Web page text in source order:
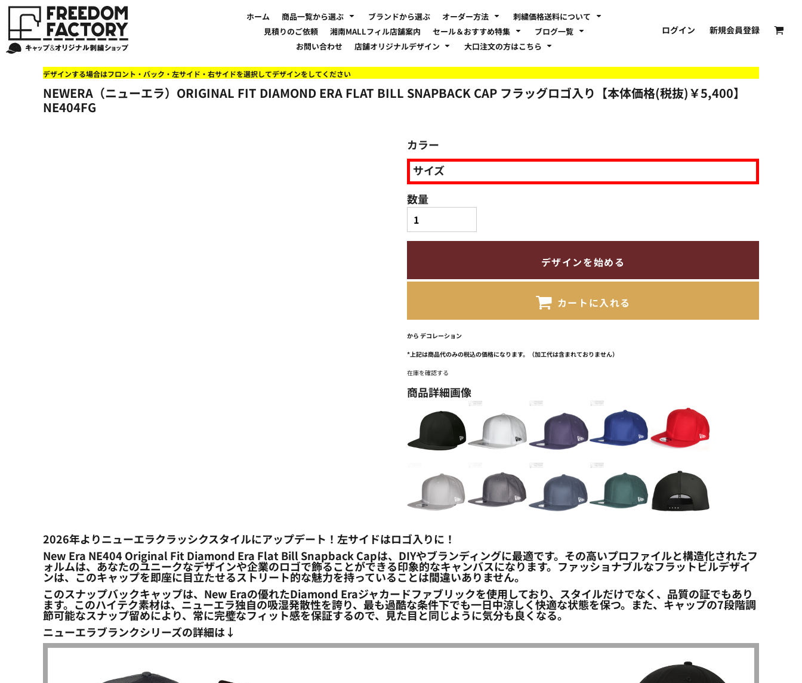
ホーム 商品一覧から選ぶ ブランドから選ぶ オーダー方法
刺繍価格送料について
見積りのご依頼
湘南MALLフィル店舗案内 セール＆おすすめ特集
ブログ一覧
お問い合わせ
店舗オリジナルデザイン 大口注文の方はこちら
ログイン 新規会員登録
デザインする場合はフロント・バック・左サイド・右サイドを選択してデザインをしてください
NEWERA（ニューエラ）ORIGINAL FIT DIAMOND ERA FLAT BILL SNAPBACK CAP フラッグロゴ入り【本体価格(税抜)￥5,400】
NE404FG
カラー
サイズ
数量
デザインを始める
カートに入れる
から デコレーション
*上記は商品代のみの税込の価格になります。（加工代は含まれておりません）
在庫を確認する
商品詳細画像
2026年よりニューエラクラッシクスタイルにアップデート！左サイドはロゴ入りに！
New Era NE404 Original Fit Diamond Era Flat Bill Snapback Capは、DIYやブランディングに最適です。その高いプロファイルと構造化されたフ
ォルムは、あなたのユニークなデザインや企業のロゴで飾ることができる印象的なキャンバスになります。ファッショナブルなフラットビルデザイ
ンは、このキャップを即座に目立たせるストリート的な魅力を持っていることは間違いありません。
このスナップバックキャップは、New Eraの優れたDiamond Eraジャカードファブリックを使用しており、スタイルだけでなく、品質の証でもあり
ます。このハイテク素材は、ニューエラ独自の吸湿発散性を誇り、最も過酷な条件下でも一日中涼しく快適な状態を保つ。また、キャップの7段階調
節可能なスナップ留めにより、常に完璧なフィット感を保証するので、見た目と同じように気分も良くなる。
ニューエラブランクシリーズの詳細は↓
ホーム
商品一覧から選ぶ
商品一覧から選ぶ
オーダー方法
オーダー方法
刺繍価格送料について
新着おすすめ商品
セール
NEW ERA BLANK CAP(ニューエラ 無地キャップ）
FLEXFIT/YUPOONG（フレックスフィット/ユーポン 無地キャップ）
その他ブランドブランク無地キャップ
イベント向け低価格商品ミニマム10個以上の発注
オリジナル刺繍をオーダー
文字でデザインする場合
お客様のデザインをアップロードする場合
ネットで購入した方で再注文したい方へ
Q&A 質問と回答参考事例
ショップにお任せの方
【帽子】刺繍価格について
【アパレル】刺繍価格について
送料について
オリジナル刺繍製作事例
オリジナル刺繍価格参考事例
バッグやTシャツにも刺繍可能
59FIFTYとは?
ユーポン/フレックスフィットとは
ユナイテッドアスレ取り扱い開始!
キャラクターワッペン販売中!
オリジナルワッペンデザインを制作いたします!
商品紹介・新着情報
刺繍・デザインの知識
刺繍ミシン・設備紹介
帽子のメンテナンス他
FREEDOM
アルファベット3D刺繍 花文字A A-Z
ワッペン
湘南
父の日
素材
法人・企業向け商品特集
イベント・販促向け商品特集
学校・部活向け商品特集